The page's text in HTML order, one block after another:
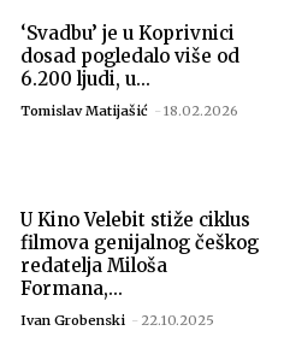
‘Svadbu’ je u Koprivnici
dosad pogledalo više od
6.200 ljudi, u...
Tomislav Matijašić - 18.02.2026
U Kino Velebit stiže ciklus
filmova genijalnog češkog
redatelja Miloša
Formana,...
Ivan Grobenski - 22.10.2025